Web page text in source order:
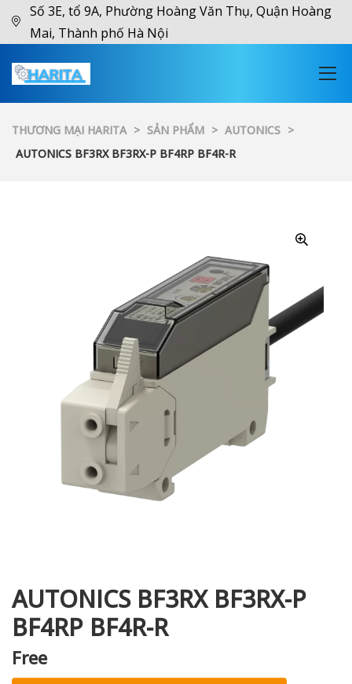
Số 3E, tổ 9A, Phường Hoàng Văn Thụ, Quận Hoàng
Mai, Thành phố Hà Nội
THƯƠNG MẠI HARITA > SẢN PHẨM > AUTONICS >
AUTONICS BF3RX BF3RX-P BF4RP BF4R-R
AUTONICS BF3RX BF3RX-P
BF4RP BF4R-R
Free